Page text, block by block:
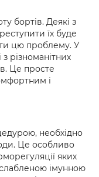
бортів. Деякі з
їх буде
цю проблему. У
різноманітних
Це просте
і
необхідно
Це особливо
яких
імунною